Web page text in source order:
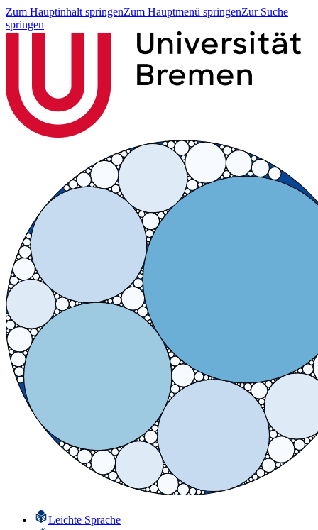
Zum Hauptinhalt springenZum Hauptmenü springenZur Suche
springen
Leichte Sprache